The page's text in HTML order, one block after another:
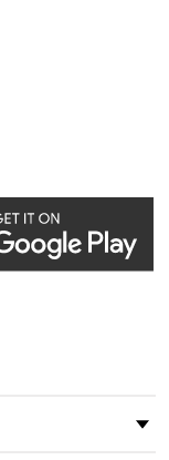
Зазимье